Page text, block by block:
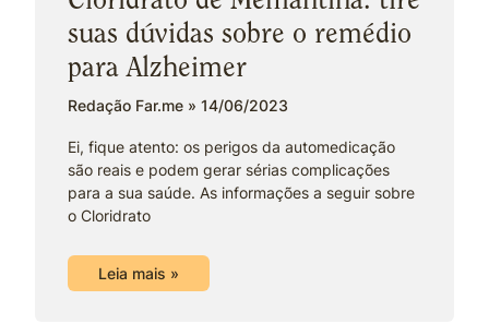
suas dúvidas sobre o remédio
para Alzheimer
Redação Far.me 14/06/2023
Ei, fique atento: os perigos da automedicação
são reais e podem gerar sérias complicações
para a sua saúde. As informações a seguir sobre
o Cloridrato
Leia mais »